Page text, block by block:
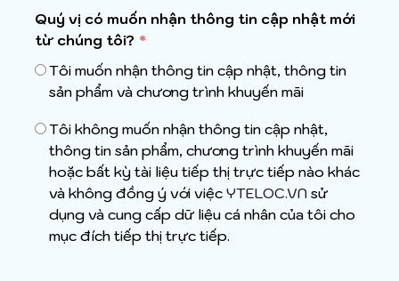
Quý vị có muốn nhận thông tin cập nhật mới
từ chúng tôi? *
Tôi muốn nhận thông tin cập nhật, thông tin
sản phẩm và chương trình khuyến mãi
Tôi không muốn nhận thông tin cập nhật,
thông tin sản phẩm, chương trình khuyến mãi
hoặc bất kỳ tài liệu tiếp thị trực tiếp nào khác
và không đồng ý với việc YTELOC.VN sử
dụng và cung cấp dữ liệu cá nhân của tôi cho
mục đích tiếp thị trực tiếp.